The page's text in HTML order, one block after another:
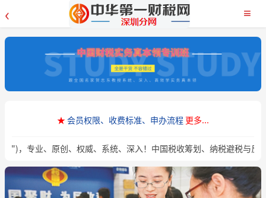
‹ ≡
★会员权限、收费标准、申办流程 更多...
，专业、原创、权威、系统、深入！中国税收筹划、纳税避税与反避